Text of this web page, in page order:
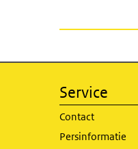
Service
Contact
Persinformatie